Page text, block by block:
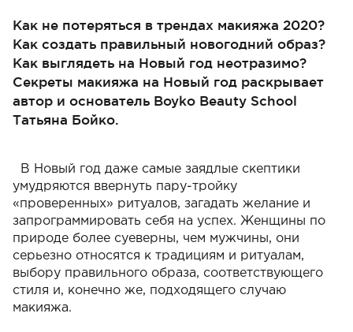
Как не потеряться в трендах макияжа 2020?
Как создать правильный новогодний образ?
Как выглядеть на Новый год неотразимо?
Секреты макияжа на Новый год раскрывает
автор и основатель Boyko Beauty School
Татьяна Бойко.
В Новый год даже самые заядлые скептики
умудряются ввернуть пару-тройку
«проверенных» ритуалов, загадать желание и
запрограммировать себя на успех. Женщины по
природе более суеверны, чем мужчины, они
серьезно относятся к традициям и ритуалам,
выбору правильного образа, соответствующего
стиля и, конечно же, подходящего случаю
макияжа.